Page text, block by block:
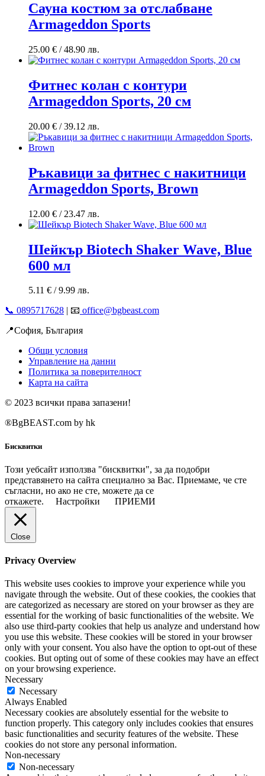
Сауна костюм за отслабване
Armageddon Sports
25.00 € / 48.90 лв.
Фитнес колан с контури
Armageddon Sports, 20 см
20.00 € / 39.12 лв.
Ръкавици за фитнес с накитници
Armageddon Sports, Brown
12.00 € / 23.47 лв.
Шейкър Biotech Shaker Wave, Blue
600 мл
5.11 € / 9.99 лв.
📞 0895717628 | 📧 office@bgbeast.com
📍София, България
Общи условия
Управление на данни
Политика за поверителност
Карта на сайта
© 2023 всички права запазени!
®BgBEAST.com by hk
Бисквитки
Този уебсайт използва "бисквитки", за да подобри
представянето на сайта специално за Вас. Приемаме, че сте
съгласни, но ако не сте, можете да се
откажете.
Настройки ПРИЕМИ
Close
Privacy Overview
This website uses cookies to improve your experience while you
navigate through the website. Out of these cookies, the cookies that
are categorized as necessary are stored on your browser as they are
essential for the working of basic functionalities of the website. We
also use third-party cookies that help us analyze and understand how
you use this website. These cookies will be stored in your browser
only with your consent. You also have the option to opt-out of these
cookies. But opting out of some of these cookies may have an effect
on your browsing experience.
Necessary
Necessary
Always Enabled
Necessary cookies are absolutely essential for the website to
function properly. This category only includes cookies that ensures
basic functionalities and security features of the website. These
cookies do not store any personal information.
Non-necessary
Non-necessary